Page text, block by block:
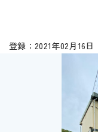
2021年02月16日